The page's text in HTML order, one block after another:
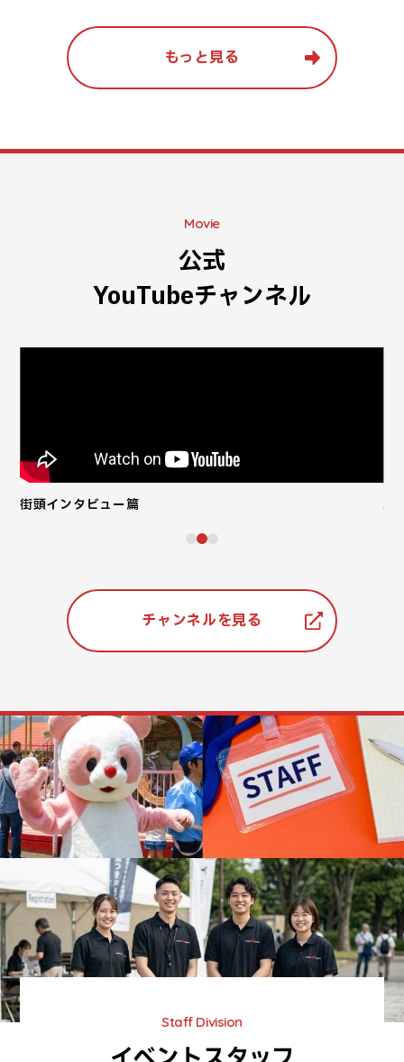
もっと見る
Movie
公式
YouTubeチャンネル
街頭インタビュー篇 人
チャンネルを見る
Staff Division